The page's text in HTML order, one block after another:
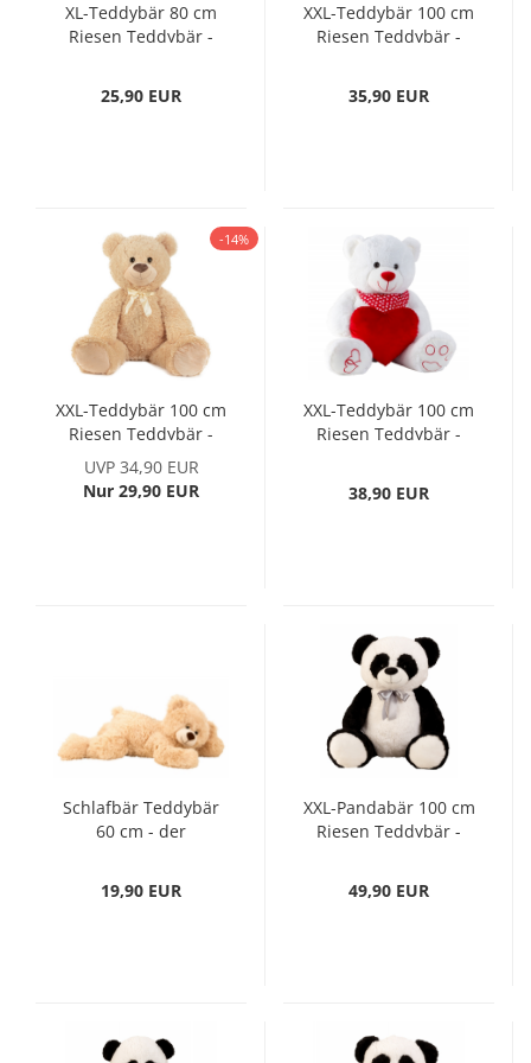
XL-Teddybär 80 cm
Riesen Teddybär -
Nachwuchs
25,90 EUR
XXL-Teddybär 100 cm
Riesen Teddybär -
Nachwuchs
35,90 EUR
-14%
XXL-Teddybär 100 cm
Riesen Teddybär -
der kuschelige
Freund für Ihren
Nachwuchs oder
UVP 34,90 EUR
Nur 29,90 EUR
XXL-Teddybär 100 cm
Riesen Teddybär -
Nachwuchs oder
38,90 EUR
Schlafbär Teddybär
60 cm - der
19,90 EUR
XXL-Pandabär 100 cm
Riesen Teddybär -
Nachwuchs
49,90 EUR